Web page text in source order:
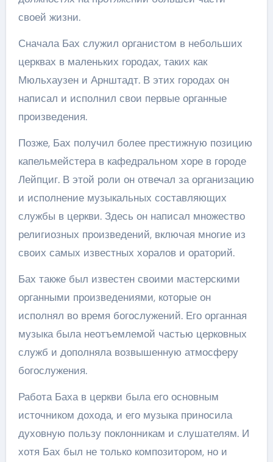
своей жизни.
Сначала Бах служил органистом в небольших
церквах в маленьких городах, таких как
Мюльхаузен и Арнштадт. В этих городах он
написал и исполнил свои первые органные
произведения.
Позже, Бах получил более престижную позицию
капельмейстера в кафедральном хоре в городе
Лейпциг. В этой роли он отвечал за организацию
и исполнение музыкальных составляющих
службы в церкви. Здесь он написал множество
религиозных произведений, включая многие из
своих самых известных хоралов и ораторий.
Бах также был известен своими мастерскими
органными произведениями, которые он
исполнял во время богослужений. Его органная
музыка была неотъемлемой частью церковных
служб и дополняла возвышенную атмосферу
богослужения.
Работа Баха в церкви была его основным
источником дохода, и его музыка приносила
духовную пользу поклонникам и слушателям. И
хотя Бах был не только композитором, но и